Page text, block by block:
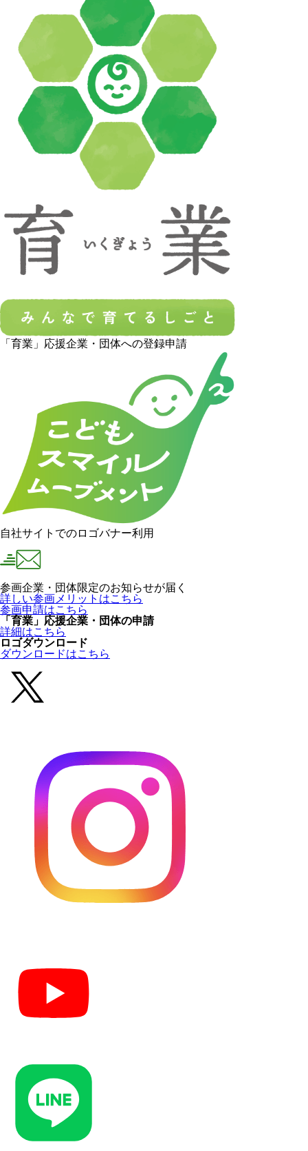
「育業」応援企業・団体への登録申請
自社サイトでのロゴバナー利用
参画企業・団体限定のお知らせが届く
詳しい参画メリットはこちら
参画申請はこちら
「育業」応援企業・団体の申請
詳細はこちら
ロゴダウンロード
ダウンロードはこちら